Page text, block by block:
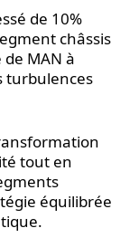
de 10%
châssis
MAN à
turbulences
tout en
équilibrée